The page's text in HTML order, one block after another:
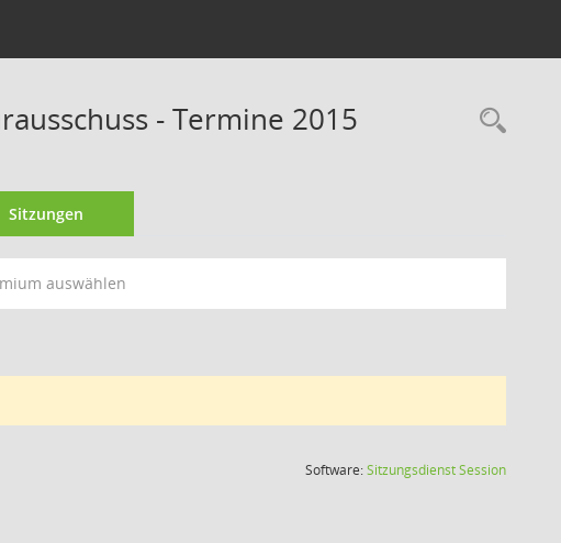
- Termine 2015
Sitzungen
auswählen
Software:SitzungsdienstSession(Wird in